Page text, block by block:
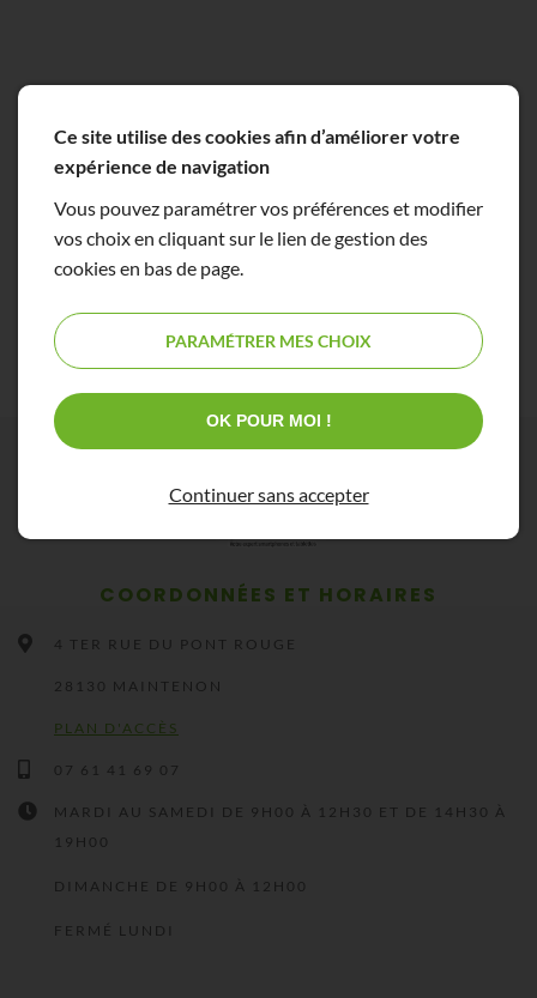
COORDONNÉES ET HORAIRES
4 TER RUE DU PONT ROUGE
28130 MAINTENON
PLAN D'ACCÈS
07 61 41 69 07
MARDI AU SAMEDI DE 9H00 À 12H30 ET DE 14H30 À
19H00
DIMANCHE DE 9H00 À 12H00
FERMÉ LUNDI
Ce site utilise des cookies afin d’améliorer votre
expérience de navigation
Vous pouvez paramétrer vos préférences et modifier
vos choix en cliquant sur le lien de gestion des
cookies en bas de page.
PARAMÉTRER MES CHOIX
OK POUR MOI !
Continuer sans accepter